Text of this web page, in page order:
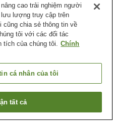
trước
cao trải nghiệm người
lượng truy cập trên
cũng chia sẻ thông tin về
tôi với các đối tác
tích của chúng tôi. Chính
cá nhân của tôi
tất cả